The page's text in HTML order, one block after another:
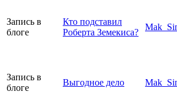
Запись в
блоге
Кто подставил
Роберта Земекиса?
Запись в
блоге
Выгодное дело